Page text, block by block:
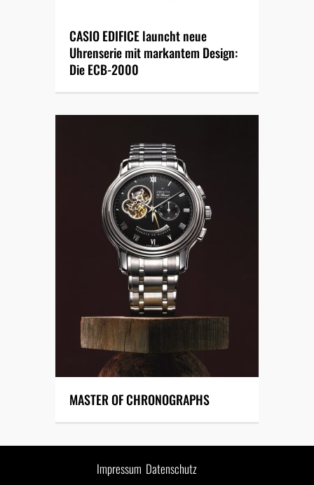
CASIO EDIFICE launcht neue
Uhrenserie mit markantem Design:
Die ECB-2000
MASTER OF CHRONOGRAPHS
Impressum Datenschutz